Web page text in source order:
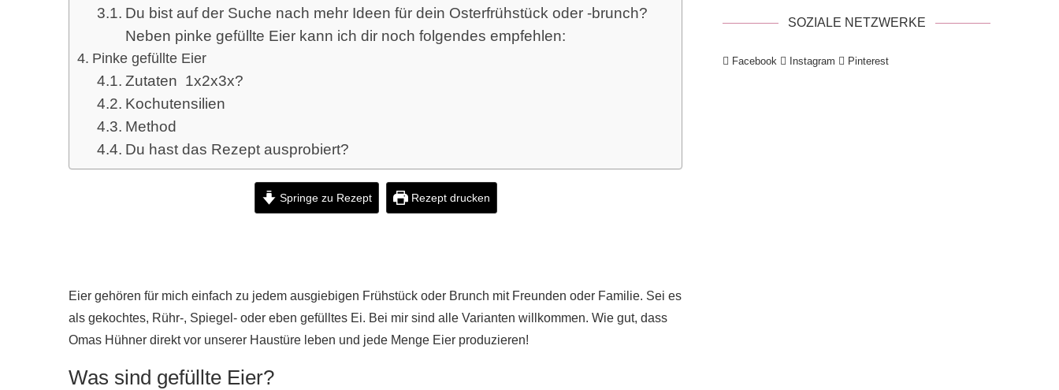
Du bist auf der Suche nach mehr Ideen für dein Osterfrühstück oder -brunch?
Neben pinke gefüllte Eier kann ich dir noch folgendes empfehlen:
Pinke gefüllte Eier
Zutaten 1x2x3x?
Kochutensilien
Method
Du hast das Rezept ausprobiert?
Springe zu Rezept Rezept drucken
Eier gehören für mich einfach zu jedem ausgiebigen Frühstück oder Brunch mit Freunden oder Familie. Sei es
als gekochtes, Rühr-, Spiegel- oder eben gefülltes Ei. Bei mir sind alle Varianten willkommen. Wie gut, dass
Omas Hühner direkt vor unserer Haustüre leben und jede Menge Eier produzieren!
Was sind gefüllte Eier?
SOZIALE NETZWERKE
Facebook Instagram Pinterest